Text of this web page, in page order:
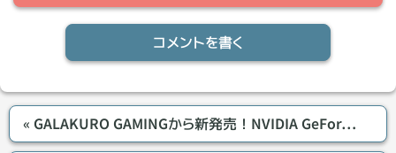
コメントを書く
« GALAKURO GAMINGから新発売！NVIDIA GeFor…